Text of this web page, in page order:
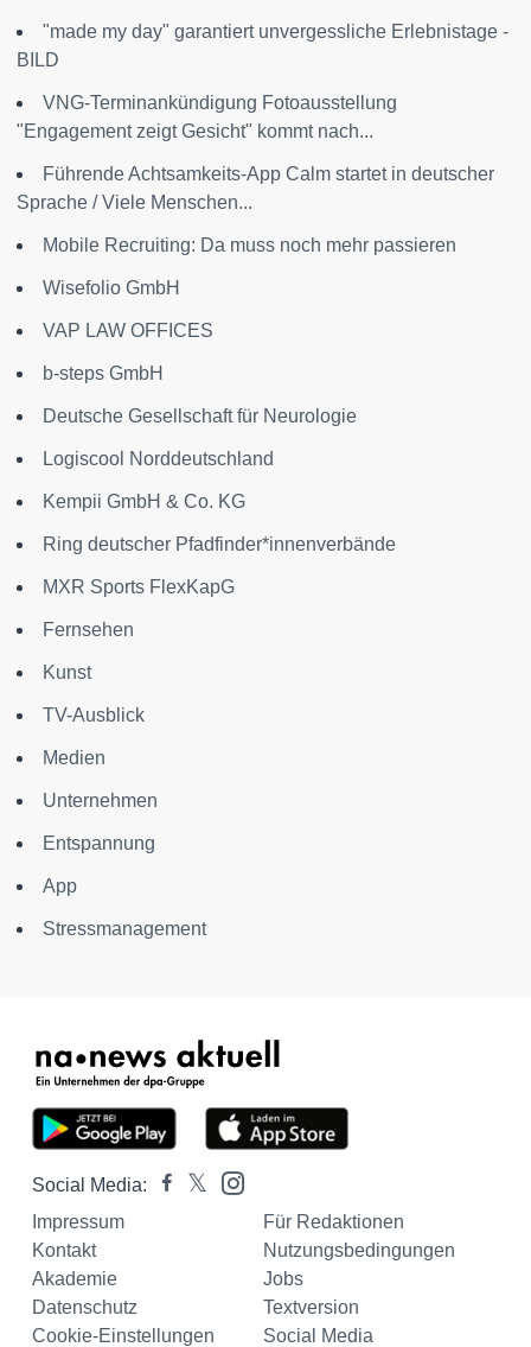
"made my day" garantiert unvergessliche Erlebnistage -
BILD
VNG-Terminankündigung Fotoausstellung
"Engagement zeigt Gesicht" kommt nach...
Führende Achtsamkeits-App Calm startet in deutscher
Sprache / Viele Menschen...
Mobile Recruiting: Da muss noch mehr passieren
Wisefolio GmbH
VAP LAW OFFICES
b-steps GmbH
Deutsche Gesellschaft für Neurologie
Logiscool Norddeutschland
Kempii GmbH & Co. KG
Ring deutscher Pfadfinder*innenverbände
MXR Sports FlexKapG
Fernsehen
Kunst
TV-Ausblick
Medien
Unternehmen
Entspannung
App
Stressmanagement
Social Media:
Impressum
Für Redaktionen
Kontakt
Nutzungsbedingungen
Akademie
Jobs
Datenschutz
Textversion
Cookie-Einstellungen
Social Media